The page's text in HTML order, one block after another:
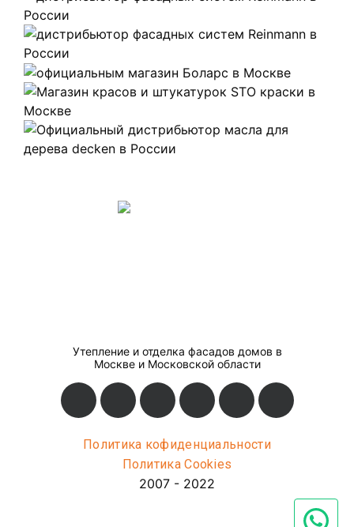
Утепление и отделка фасадов домов в
Москве и Московской области
Политика кофиденциальности
Политика Cookies
2007 - 2022